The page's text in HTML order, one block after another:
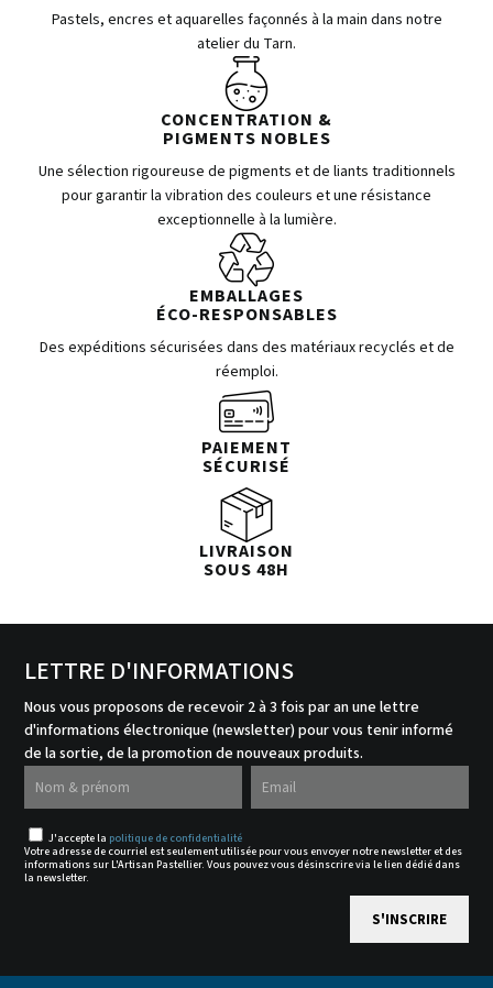
Pastels, encres et aquarelles façonnés à la main dans notre
atelier du Tarn.
CONCENTRATION &
PIGMENTS NOBLES
Une sélection rigoureuse de pigments et de liants traditionnels
pour garantir la vibration des couleurs et une résistance
exceptionnelle à la lumière.
EMBALLAGES
ÉCO-RESPONSABLES
Des expéditions sécurisées dans des matériaux recyclés et de
réemploi.
PAIEMENT
SÉCURISÉ
LIVRAISON
SOUS 48H
LETTRE D'INFORMATIONS
Nous vous proposons de recevoir 2 à 3 fois par an une lettre
d'informations électronique (newsletter) pour vous tenir informé
de la sortie, de la promotion de nouveaux produits.
J'accepte la politique de confidentialité
Votre adresse de courriel est seulement utilisée pour vous envoyer notre newsletter et des
informations sur L'Artisan Pastellier. Vous pouvez vous désinscrire via le lien dédié dans
la newsletter.